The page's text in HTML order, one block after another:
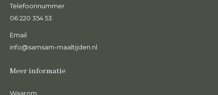
Telefoonnummer
06 220 354 53
Email
info@samsam-maaltijden.nl
Meer informatie
Waarom